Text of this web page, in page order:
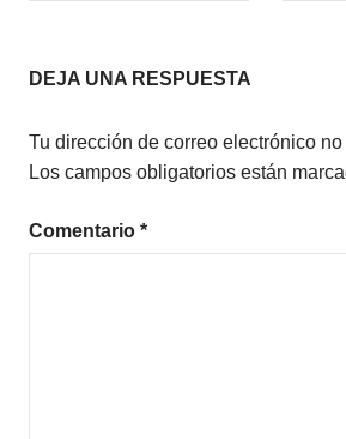
VIDEOJUEGOS
entradas
DEJA UNA RESPUESTA
Tu dirección de correo electrónico
Los campos obligatorios están
Comentario *